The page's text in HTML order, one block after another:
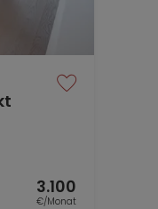
3.100
€/Monat